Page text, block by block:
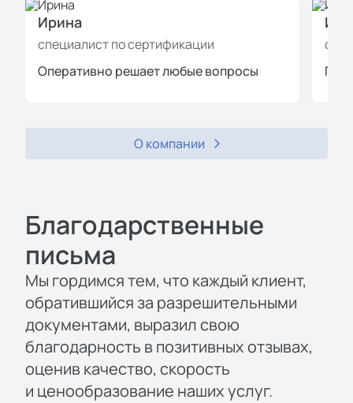
Ирина
специалист по сертификации
Оперативно решает любые вопросы
О компании
Благодарственные
письма
Мы гордимся тем, что каждый клиент,
обратившийся за разрешительными
документами, выразил свою
благодарность в позитивных отзывах,
оценив качество, скорость
и ценообразование наших услуг.